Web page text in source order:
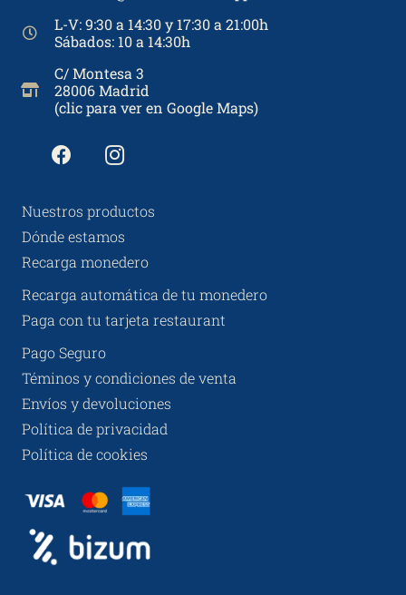
L-V: 9:30 a 14:30 y 17:30 a 21:00h
Sábados: 10 a 14:30h
C/ Montesa 3
28006 Madrid
(clic para ver en Google Maps)
Nuestros productos
Dónde estamos
Recarga monedero
Recarga automática de tu monedero
Paga con tu tarjeta restaurant
Pago Seguro
Téminos y condiciones de venta
Envíos y devoluciones
Política de privacidad
Política de cookies